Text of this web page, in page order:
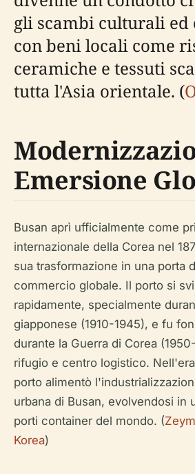
gli scambi culturali ed
con beni locali come
ceramiche e tessuti
tutta l'Asia orientale. (
Emersione
Busan aprì ufficialmente come
internazionale della Corea nel
sua trasformazione in una porta
commercio globale. Il porto si
rapidamente, specialmente
giapponese (1910-1945), e fu
durante la Guerra di Corea
rifugio e centro logistico.
porto alimentò
urbana di Busan, evolvendosi in
porti container del mondo. (
Korea)